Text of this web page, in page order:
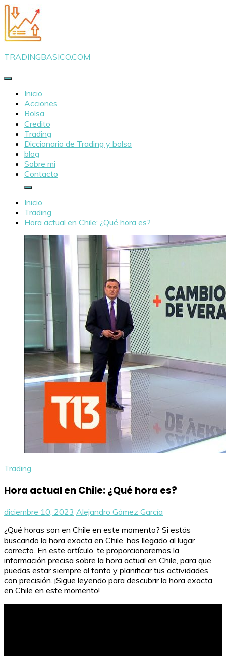
Saltar
al
contenido
TRADINGBASICO.COM
Inicio
Acciones
Bolsa
Credito
Trading
Diccionario de Trading y bolsa
blog
Sobre mi
Contacto
Inicio
Trading
Hora actual en Chile: ¿Qué hora es?
Trading
Hora actual en Chile: ¿Qué hora es?
diciembre 10, 2023 Alejandro Gómez García
¿Qué horas son en Chile en este momento? Si estás
buscando la hora exacta en Chile, has llegado al lugar
correcto. En este artículo, te proporcionaremos la
información precisa sobre la hora actual en Chile, para que
puedas estar siempre al tanto y planificar tus actividades
con precisión. ¡Sigue leyendo para descubrir la hora exacta
en Chile en este momento!